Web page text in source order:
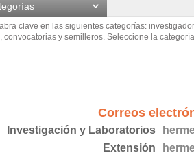
clave en las siguientes categorías:
convocatorias y semilleros. Seleccione la
Correos
Investigación y Laboratorios
Extensión